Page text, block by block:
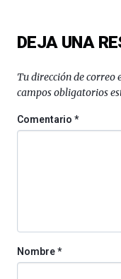
DEJA UNA
Tu dirección de correo
campos obligatorios
Comentario*
Nombre*